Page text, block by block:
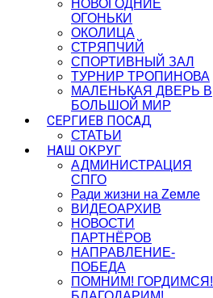
НОВОГОДНИЕ
ОГОНЬКИ
ОКОЛИЦА
СТРЯПЧИЙ
СПОРТИВНЫЙ ЗАЛ
ТУРНИР ТРОПИНОВА
МАЛЕНЬКАЯ ДВЕРЬ В
БОЛЬШОЙ МИР
СЕРГИЕВ ПОСАД
СТАТЬИ
НАШ ОКРУГ
АДМИНИСТРАЦИЯ
СПГО
Ради жизни на Zемле
ВИДЕОАРХИВ
НОВОСТИ
ПАРТНЁРОВ
НАПРАВЛЕНИЕ-
ПОБЕДА
ПОМНИМ! ГОРДИМСЯ!